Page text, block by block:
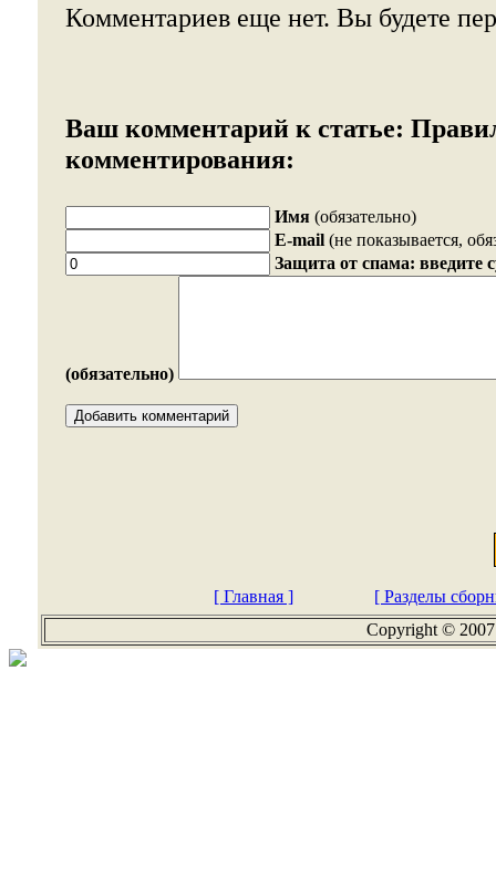
Комментариев еще нет. Вы будете
Ваш комментарий к статье:
комментирования:
Имя (обязательно)
E-mail (не показывается,
Защита от спама: введите
(обязательно)
[ Главная ]
[ Разделы
Copyright ©